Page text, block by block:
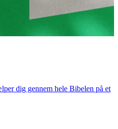
dig gennem hele Bibelen på et